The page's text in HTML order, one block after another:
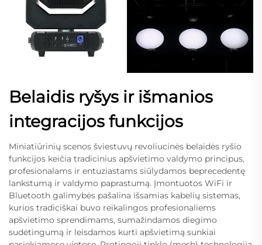
Belaidis ryšys ir išmanios
integracijos funkcijos
Miniatiūrinių scenos šviestuvų revoliucinės belaidės ryšio
funkcijos keičia tradicinius apšvietimo valdymo principus,
profesionalams ir entuziastams siūlydamos beprecedentę
lankstumą ir valdymo paprastumą. Įmontuotos WiFi ir
Bluetooth galimybės pašalina išsamias kabelių sistemas,
kurios tradiciškai buvo reikalingos profesionaliems
apšvietimo sprendimams, sumažindamos diegimo
sudėtingumą ir leisdamos kurti apšvietimą sunkiai